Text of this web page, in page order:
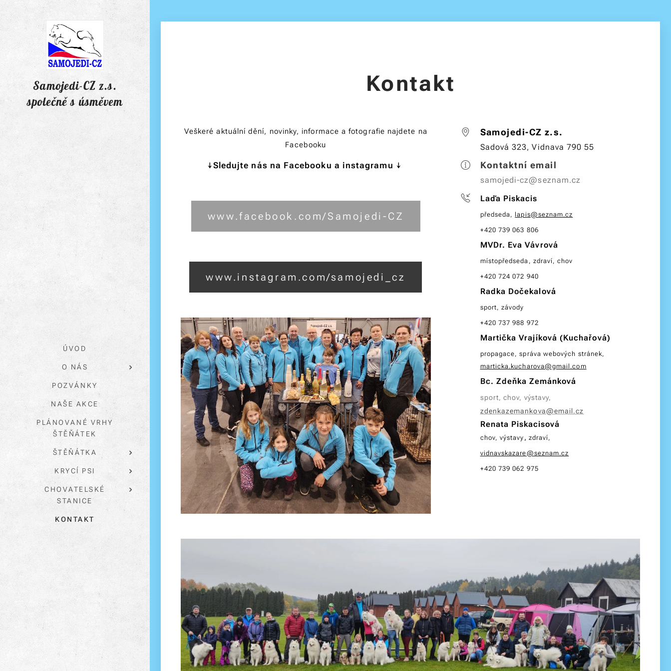
Samojedi-CZ z.s.
společně s úsměvem
ÚVOD
O NÁS
POZVÁNKY
NAŠE AKCE
PLÁNOVANÉ VRHY
ŠTĚŇÁTEK
ŠTĚŇÁTKA
KRYCÍ PSI
CHOVATELSKÉ
STANICE
KONTAKT
Kontakt
Veškeré aktuální dění, novinky, informace a fotografie najdete na
Facebooku
↓Sledujte nás na Facebooku a instagramu ↓
www.facebook.com/Samojedi-CZ
www.instagram.com/samojedi_cz
Samojedi-CZ z.s.
Sadová 323, Vidnava 790 55
Kontaktní email
samojedi-cz@seznam.cz
Laďa Piskacis
předseda, lapis@seznam.cz
+420 739 063 806
MVDr. Eva Vávrová
místopředseda, zdraví, chov
+420 724 072 940
Radka Dočekalová
sport, závody
+420 737 988 972
Martička Vrajíková (Kuchařová)
propagace, správa webových stránek,
marticka.kucharova@gmail.com
Bc. Zdeňka Zemánková
sport, chov, výstavy,
zdenkazemankova@email.cz
Renata Piskacisová
chov, výstavy , zdraví,
vidnavskazare@seznam.cz
+420 739 062 975